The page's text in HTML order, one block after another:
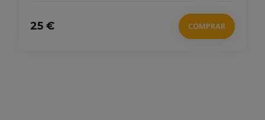
25 € COMPRAR